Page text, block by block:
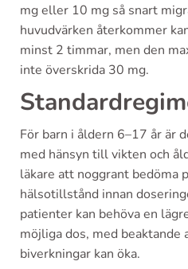
mg eller 10 mg så snart
huvudvärken återkommer
minst 2 timmar, men den
inte överskrida 30 mg.
För barn i åldern 6–17 år är
med hänsyn till vikten och
läkare att noggrant bedöma
hälsotillstånd innan
patienter kan behöva en
möjliga dos, med beaktande
biverkningar kan öka.